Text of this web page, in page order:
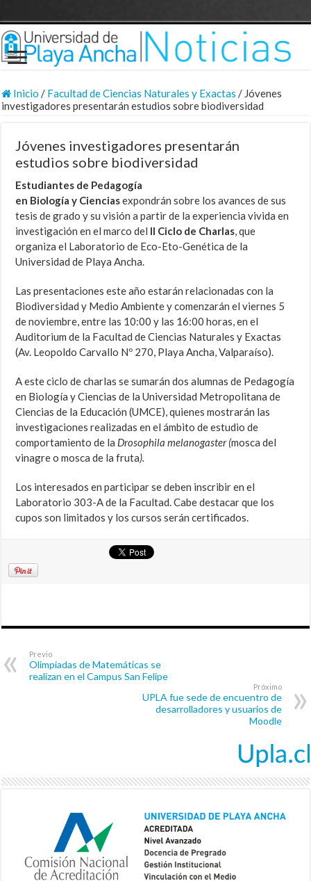
Inicio / Facultad de Ciencias Naturales y Exactas / Jóvenes
investigadores presentarán estudios sobre biodiversidad
Jóvenes investigadores presentarán
estudios sobre biodiversidad
Estudiantes de Pedagogía
en Biología y Cienciasexpondrán sobre los avances de sus
tesis de grado y su visión a partir de la experiencia vivida en
investigación en el marco del II Ciclo de Charlas, que
organiza el Laboratorio de Eco-Eto-Genética de la
Universidad de Playa Ancha.
Las presentaciones este año estarán relacionadas con la
Biodiversidad y Medio Ambiente y comenzarán el viernes 5
de noviembre, entre las 10:00 y las 16:00 horas, en el
Auditorium de la Facultad de Ciencias Naturales y Exactas
(Av. Leopoldo Carvallo Nº 270, Playa Ancha, Valparaíso).
A este ciclo de charlas se sumarán dos alumnas de Pedagogía
en Biología y Ciencias de la Universidad Metropolitana de
Ciencias de la Educación (UMCE), quienes mostrarán las
investigaciones realizadas en el ámbito de estudio de
comportamiento de la Drosophila melanogaster (mosca del
vinagre o mosca de la fruta).
Los interesados en participar se deben inscribir en el
Laboratorio 303-A de la Facultad. Cabe destacar que los
cupos son limitados y los cursos serán certificados.
Previo
Olimpiadas de Matemáticas se
realizan en el Campus San Felipe
Próximo
UPLA fue sede de encuentro de
desarrolladores y usuarios de
Moodle